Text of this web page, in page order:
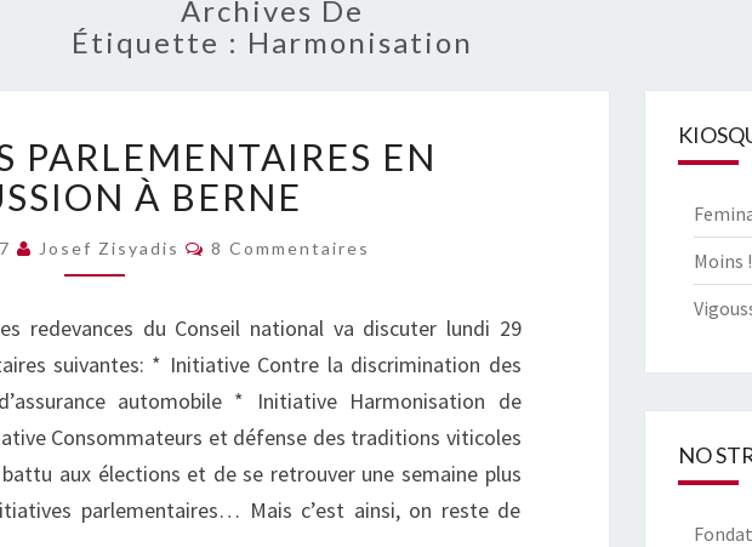
Archives De
Étiquette : Harmonisation
INITIATIVES
PARLEMENTAIRES
EN
DISCUSSION
À
PARLEMENTAIRES EN
À BERNE
Josef Zisyadis Commentaires
8 Commentaires
redevances du Conseil national va discuter lundi 29
suivantes: * Initiative Contre la discrimination des
automobile * Initiative Harmonisation de
Consommateurs et défense des traditions viticoles
battu aux élections et de se retrouver une semaine plus
parlementaires… Mais c’est ainsi, on reste de
Moins !
NO